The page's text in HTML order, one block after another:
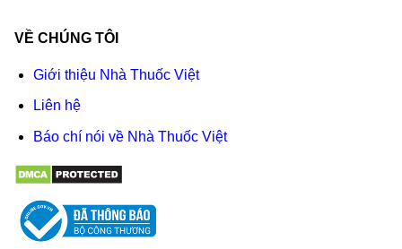
VỀ CHÚNG TÔI
Giới thiệu Nhà Thuốc Việt
Liên hệ
Báo chí nói về Nhà Thuốc Việt